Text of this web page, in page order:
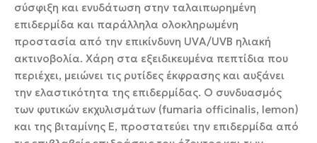
σύσφιξη και ενυδάτωση στην ταλαιπωρημένη
επιδερμίδα και παράλληλα ολοκληρωμένη
προστασία από την επικίνδυνη UVA/UVB ηλιακή
ακτινοβολία. Χάρη στα εξειδικευμένα πεπτίδια που
περιέχει, μειώνει τις ρυτίδες έκφρασης και αυξάνει
την ελαστικότητα της επιδερμίδας. Ο συνδυασμός
των φυτικών εκχυλισμάτων (fumaria officinalis, lemon)
και της βιταμίνης Ε, προστατεύει την επιδερμίδα από